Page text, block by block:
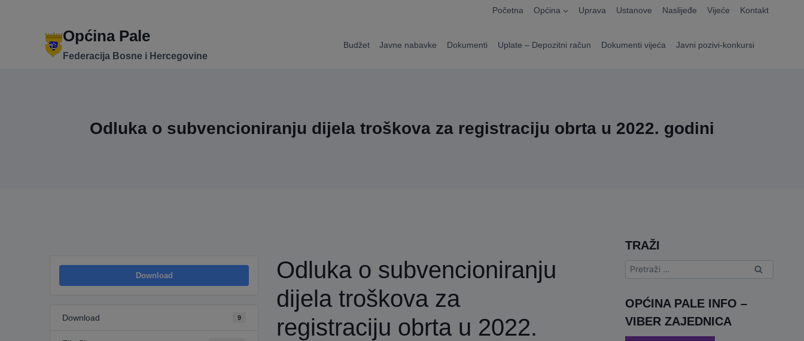
Početna Općina Uprava Ustanove Naslijeđe Vijeće Kontakt
Općina Pale
Federacija Bosne i Hercegovine
Budžet Javne nabavke Dokumenti Uplate – Depozitni račun Dokumenti vijeća Javni pozivi-konkursi
Odluka o subvencioniranju dijela troškova za registraciju obrta u 2022. godini
Download
Download 9
Odluka o subvencioniranju
dijela troškova za
registraciju obrta u 2022.
TRAŽI
Pretraga:
OPĆINA PALE INFO –
VIBER ZAJEDNICA